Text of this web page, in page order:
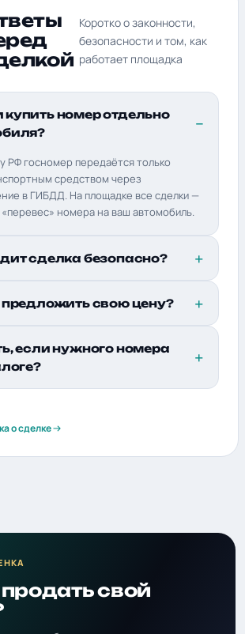
Коротко о законности,
безопасности и том, как
работает площадка
номер отдельно
РФ госномер передаётся только
средством через
в ГИБДД. На площадке все сделки —
номера на ваш автомобиль.
сделка безопасно?
предложить свою цену?
если нужного номера
о сделке
свой